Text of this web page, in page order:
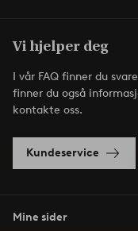
Vi hjelper deg
I vår FAQ finner du
finner du også
kontakte oss.
Kundeservice
Mine sider